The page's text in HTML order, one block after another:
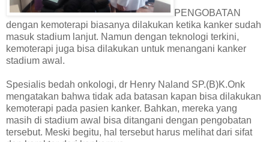
PENGOBATAN
dengan kemoterapi biasanya dilakukan ketika kanker sudah
masuk stadium lanjut. Namun dengan teknologi terkini,
kemoterapi juga bisa dilakukan untuk menangani kanker
stadium awal.
Spesialis bedah onkologi, dr Henry Naland SP.(B)K.Onk
mengatakan bahwa tidak ada batasan kapan bisa dilakukan
kemoterapi pada pasien kanker. Bahkan, mereka yang
masih di stadium awal bisa ditangani dengan pengobatan
tersebut. Meski begitu, hal tersebut harus melihat dari sifat